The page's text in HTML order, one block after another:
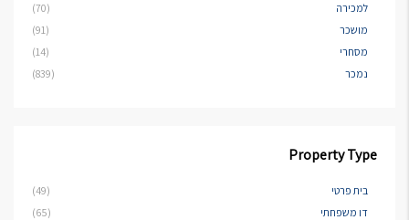
למכירה
(70)
מושכר
(91)
מסחרי
(14)
נמכר
(839)
Property Type
בית פרטי
(49)
דו משפחתי
(65)